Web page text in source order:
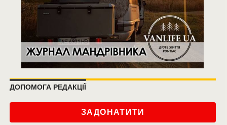
ДОПОМОГА РЕДАКЦІЇ
ЗАДОНАТИТИ